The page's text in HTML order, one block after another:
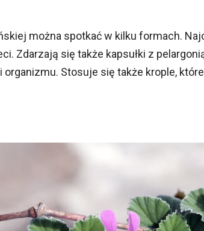
można spotkać w kilku formach.
Zdarzają się także kapsułki z
Stosuje się także krople,